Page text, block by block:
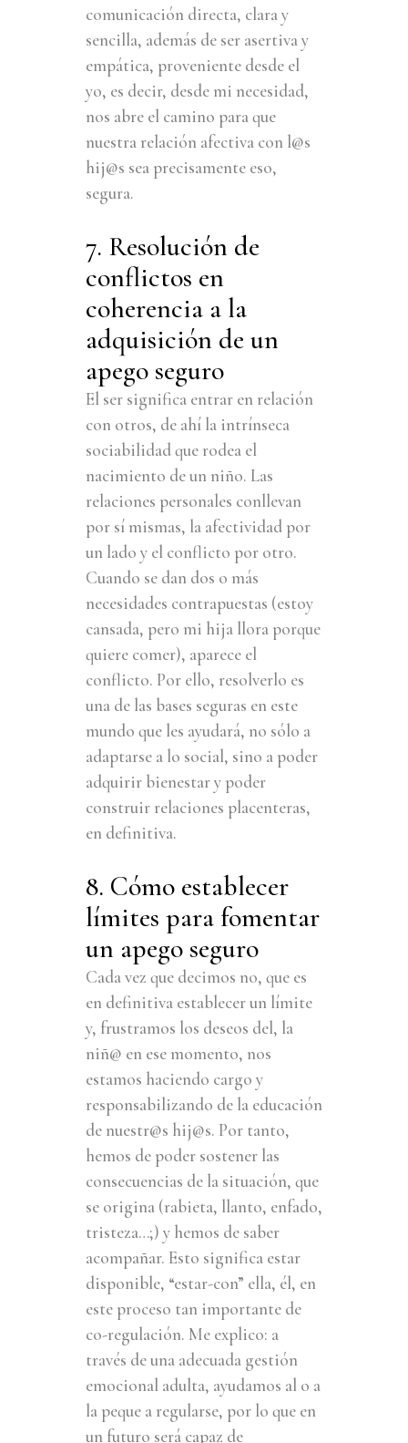
comunicación directa, clara y
sencilla, además de ser asertiva y
empática, proveniente desde el
yo, es decir, desde mi necesidad,
nos abre el camino para que
nuestra relación afectiva con l@s
hij@s sea precisamente eso,
segura.
7. Resolución de
conflictos en
coherencia a la
adquisición de un
apego seguro
El ser significa entrar en relación
con otros, de ahí la intrínseca
sociabilidad que rodea el
nacimiento de un niño. Las
relaciones personales conllevan
por sí mismas, la afectividad por
un lado y el conflicto por otro.
Cuando se dan dos o más
necesidades contrapuestas (estoy
cansada, pero mi hija llora porque
quiere comer), aparece el
conflicto. Por ello, resolverlo es
una de las bases seguras en este
mundo que les ayudará, no sólo a
adaptarse a lo social, sino a poder
adquirir bienestar y poder
construir relaciones placenteras,
en definitiva.
8. Cómo establecer
límites para fomentar
un apego seguro
Cada vez que decimos no, que es
en definitiva establecer un límite
y, frustramos los deseos del, la
niñ@ en ese momento, nos
estamos haciendo cargo y
responsabilizando de la educación
de nuestr@s hij@s. Por tanto,
hemos de poder sostener las
consecuencias de la situación, que
se origina (rabieta, llanto, enfado,
tristeza…;) y hemos de saber
acompañar. Esto significa estar
disponible, “estar-con” ella, él, en
este proceso tan importante de
co-regulación. Me explico: a
través de una adecuada gestión
emocional adulta, ayudamos al o a
la peque a regularse, por lo que en
un futuro será capaz de